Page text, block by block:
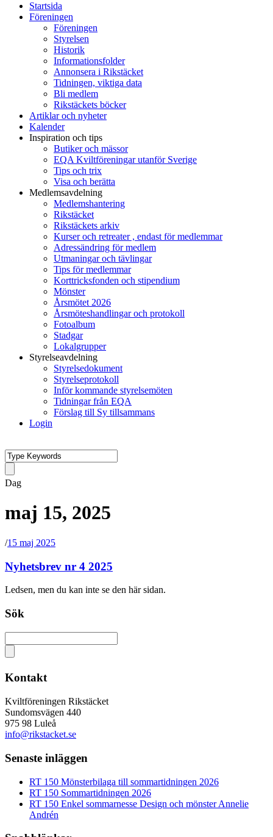
Startsida
Föreningen
Föreningen
Styrelsen
Historik
Informationsfolder
Annonsera i Rikstäcket
Tidningen, viktiga data
Bli medlem
Rikstäckets böcker
Artiklar och nyheter
Kalender
Inspiration och tips
Butiker och mässor
EQA Kviltföreningar utanför Sverige
Tips och trix
Visa och berätta
Medlemsavdelning
Medlemshantering
Rikstäcket
Rikstäckets arkiv
Kurser och retreater , endast för medlemmar
Adressändring för medlem
Utmaningar och tävlingar
Tips för medlemmar
Korttricksfonden och stipendium
Mönster
Årsmötet 2026
Årsmöteshandlingar och protokoll
Fotoalbum
Stadgar
Lokalgrupper
Styrelseavdelning
Styrelsedokument
Styrelseprotokoll
Inför kommande styrelsemöten
Tidningar från EQA
Förslag till Sy tillsammans
Login
Dag
maj 15, 2025
/15 maj 2025
Nyhetsbrev nr 4 2025
Ledsen, men du kan inte se den här sidan.
Sök
Kontakt
Kviltföreningen Rikstäcket
Sundomsvägen 440
975 98 Luleå
info@rikstacket.se
Senaste inläggen
RT 150 Mönsterbilaga till sommartidningen 2026
RT 150 Sommartidningen 2026
RT 150 Enkel sommarnesse Design och mönster Annelie
Andrén